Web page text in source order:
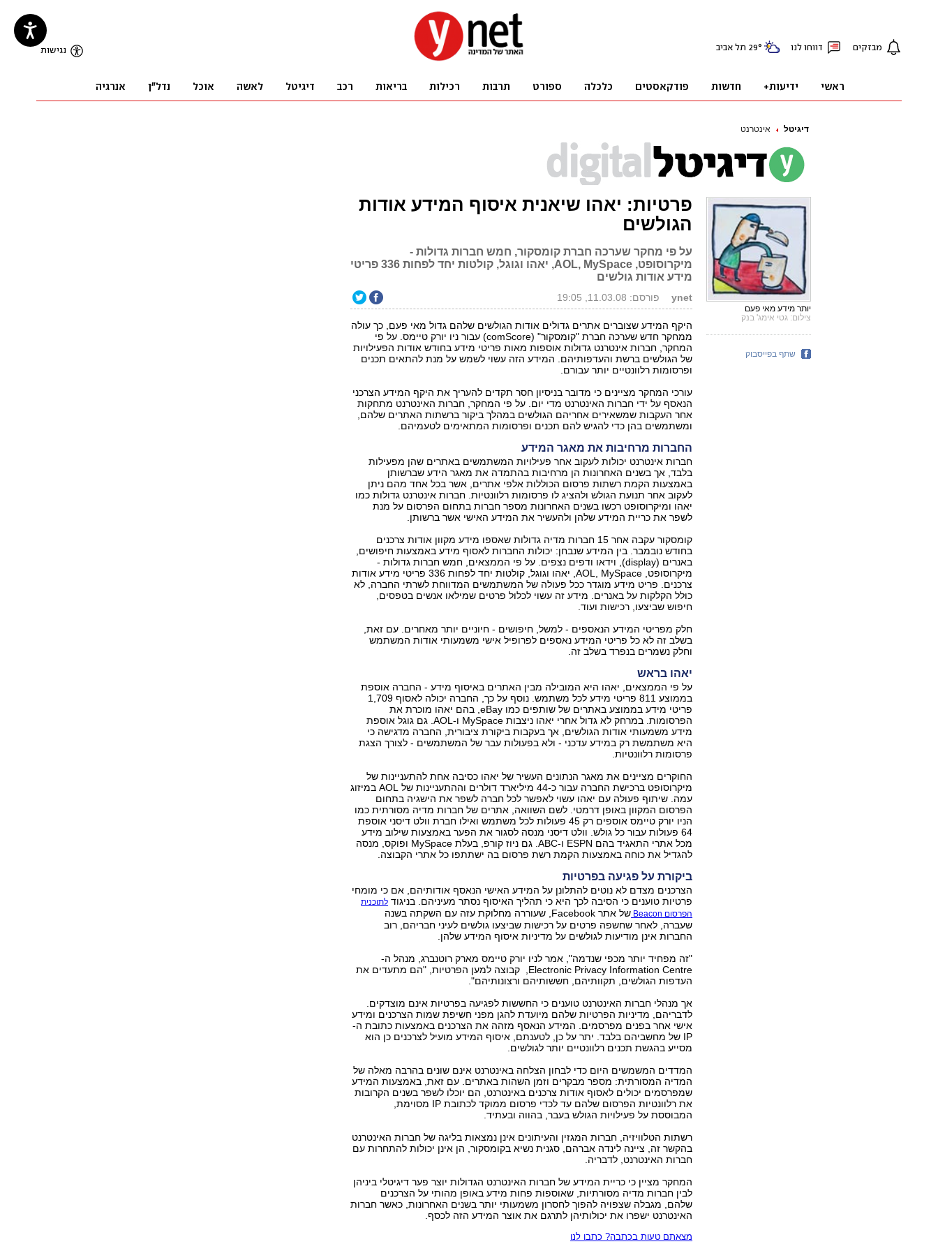
דיגיטל אינטרנט
פרטיות: יאהו שיאנית איסוף המידע אודות
הגולשים
על פי מחקר שערכה חברת קומסקור, חמש חברות גדולות -
מיקרוסופט, AOL, MySpace, יאהו וגוגל, קולטות יחד לפחות 336 פריטי
מידע אודות גולשים
ynet פורסם: 11.03.08, 19:05
היקף המידע שצוברים אתרים גדולים אודות הגולשים שלהם גדול מאי פעם, כך עולה
ממחקר חדש שערכה חברת "קומסקור" (comScore) עבור ניו יורק טיימס. על פי
המחקר, חברות אינטרנט גדולות אוספות מאות פריטי מידע בחודש אודות הפעילויות
של הגולשים ברשת והעדפותיהם. המידע הזה עשוי לשמש על מנת להתאים תכנים
ופרסומות רלוונטיים יותר עבורם.
עורכי המחקר מציינים כי מדובר בניסיון חסר תקדים להעריך את היקף המידע הצרכני
הנאסף על ידי חברות האינטרנט מדי יום. על פי המחקר, חברות האינטרנט מתחקות
אחר העקבות שמשאירים אחריהם הגולשים במהלך ביקור ברשתות האתרים שלהם,
ומשתמשים בהן כדי להגיש להם תכנים ופרסומות המתאימים לטעמיהם.
החברות מרחיבות את מאגר המידע
חברות אינטרנט יכולות לעקוב אחר פעילויות המשתמשים באתרים שהן מפעילות
בלבד, אך בשנים האחרונות הן מרחיבות בהתמדה את מאגר הידע שברשותן
באמצעות הקמת רשתות פרסום הכוללות אלפי אתרים, אשר בכל אחד מהם ניתן
לעקוב אחר תנועת הגולש ולהציג לו פרסומות רלוונטיות. חברות אינטרנט גדולות כמו
יאהו ומיקרוסופט רכשו בשנים האחרונות מספר חברות בתחום הפרסום על מנת
לשפר את כריית המידע שלהן ולהעשיר את המידע האישי אשר ברשותן.
קומסקור עקבה אחר 15 חברות מדיה גדולות שאספו מידע מקוון אודות צרכנים
בחודש נובמבר. בין המידע שנבחן: יכולות החברות לאסוף מידע באמצעות חיפושים,
באנרים (display), וידאו ודפים נצפים. על פי הממצאים, חמש חברות גדולות -
מיקרוסופט, AOL, MySpace, יאהו וגוגל, קולטות יחד לפחות 336 פריטי מידע אודות
צרכנים. פריט מידע מוגדר ככל פעולה של המשתמשים המדווחת לשרתי החברה, לא
כולל הקלקות על באנרים. מידע זה עשוי לכלול פרטים שמילאו אנשים בטפסים,
חיפוש שביצעו, רכישות ועוד.
חלק מפריטי המידע הנאספים - למשל, חיפושים - חיוניים יותר מאחרים. עם זאת,
בשלב זה לא כל פריטי המידע נאספים לפרופיל אישי משמעותי אודות המשתמש
וחלק נשמרים בנפרד בשלב זה.
יאהו בראש
על פי הממצאים, יאהו היא המובילה מבין האתרים באיסוף מידע - החברה אוספת
בממוצע 811 פריטי מידע לכל משתמש. נוסף על כך, החברה יכולה לאסוף 1,709
פריטי מידע בממוצע באתרים של שותפים כמו eBay, בהם יאהו מוכרת את
הפרסומות. במרחק לא גדול אחרי יאהו ניצבות MySpace ו-AOL. גם גוגל אוספת
מידע משמעותי אודות הגולשים, אך בעקבות ביקורת ציבורית, החברה מדגישה כי
היא משתמשת רק במידע עדכני - ולא בפעולות עבר של המשתמשים - לצורך הצגת
פרסומות רלוונטיות.
החוקרים מציינים את מאגר הנתונים העשיר של יאהו כסיבה אחת להתעניינות של
מיקרוסופט ברכישת החברה עבור כ-44 מיליארד דולרים וההתעניינות של AOL במיזוג
עמה. שיתוף פעולה עם יאהו עשוי לאפשר לכל חברה לשפר את הישגיה בתחום
הפרסום המקוון באופן דרמטי. לשם השוואה, אתרים של חברות מדיה מסורתית כמו
הניו יורק טיימס אוספים רק 45 פעולות לכל משתמש ואילו חברת וולט דיסני אוספת
64 פעולות עבור כל גולש. וולט דיסני מנסה לסגור את הפער באמצעות שילוב מידע
מכל אתרי התאגיד בהם ESPN ו-ABC. גם ניוז קורפ, בעלת MySpace ופוקס, מנסה
להגדיל את כוחה באמצעות הקמת רשת פרסום בה ישתתפו כל אתרי הקבוצה.
ביקורת על פגיעה בפרטיות
הצרכנים מצדם לא נוטים להתלונן על המידע האישי הנאסף אודותיהם, אם כי מומחי
פרטיות טוענים כי הסיבה לכך היא כי תהליך האיסוף נסתר מעיניהם. בניגוד לתוכנית
הפרסום Beacon
של אתר Facebook, שעוררה מחלוקת עזה עם השקתה בשנה
שעברה, לאחר שחשפה פרטים על רכישות שביצעו גולשים לעיני חבריהם, רוב
החברות אינן מודיעות לגולשים על מדיניות איסוף המידע שלהן.
"זה מפחיד יותר מכפי שנדמה", אמר לניו יורק טיימס מארק רוטנברג, מנהל ה-
Electronic Privacy Information Centre, קבוצה למען הפרטיות, "הם מתעדים את
העדפות הגולשים, תקוותיהם, חששותיהם ורצונותיהם".
אך מנהלי חברות האינטרנט טוענים כי החששות לפגיעה בפרטיות אינם מוצדקים.
לדבריהם, מדיניות הפרטיות שלהם מיועדת להגן מפני חשיפת שמות הצרכנים ומידע
אישי אחר בפנים מפרסמים. המידע הנאסף מזהה את הצרכנים באמצעות כתובת ה-
IP של מחשביהם בלבד. יתר על כן, לטענתם, איסוף המידע מועיל לצרכנים כן הוא
מסייע בהגשת תכנים רלוונטיים יותר לגולשים.
המדדים המשמשים היום כדי לבחון הצלחה באינטרנט אינם שונים בהרבה מאלה של
המדיה המסורתית: מספר מבקרים וזמן השהות באתרים. עם זאת, באמצעות המידע
שמפרסמים יכולים לאסוף אודות צרכנים באינטרנט, הם יוכלו לשפר בשנים הקרובות
את רלוונטיות הפרסום שלהם עד לכדי פרסום ממוקד לכתובת IP מסוימת,
המבוססת על פעילויות הגולש בעבר, בהווה ובעתיד.
רשתות הטלוויזיה, חברות המגזין והעיתונים אינן נמצאות בליגה של חברות האינטרנט
בהקשר זה, ציינה לינדה אברהם, סגנית נשיא בקומסקור, הן אינן יכולות להתחרות עם
חברות האינטרנט, לדבריה.
המחקר מציין כי כריית המידע של חברות האינטרנט הגדולות יוצר פער דיגיטלי ביניהן
לבין חברות מדיה מסורתיות, שאוספות פחות מידע באופן מהותי על הצרכנים
שלהם, מגבלה שצפויה להפוך לחסרון משמעותי יותר בשנים האחרונות, כאשר חברות
האינטרנט ישפרו את יכולותיהן לתרגם את אוצר המידע הזה לכסף.
מצאתם טעות בכתבה? כתבו לנו
יותר מידע מאי פעם
צילום: גטי אימג' בנק
שתף בפייסבוק